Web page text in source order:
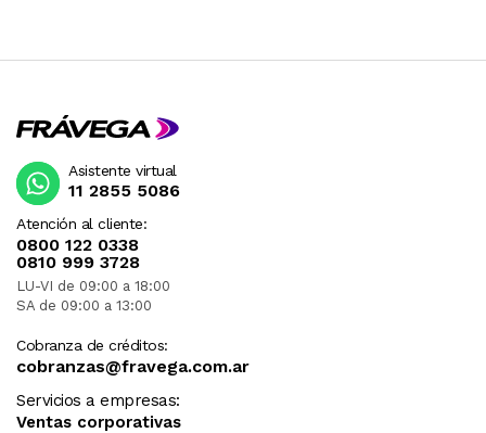
Atención al cliente:
0800 122 0338
0810 999 3728
LU-VI de 09:00 a 18:00
SA de 09:00 a 13:00
Cobranza de créditos:
cobranzas@fravega.com.ar
Servicios a empresas:
Ventas corporativas
Asistente virtual
11 2855 5086